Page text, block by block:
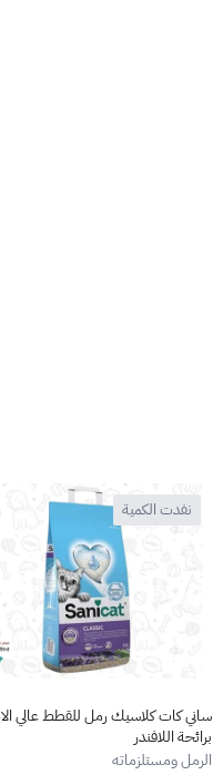
نفدت الكمية
ساني كات كلاسيك رمل للقطط عالي
برائحة اللافندر
الرمل ومستلزماته